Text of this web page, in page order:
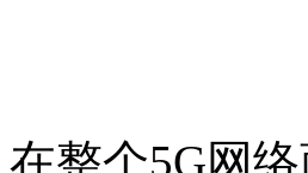
在整个5G网